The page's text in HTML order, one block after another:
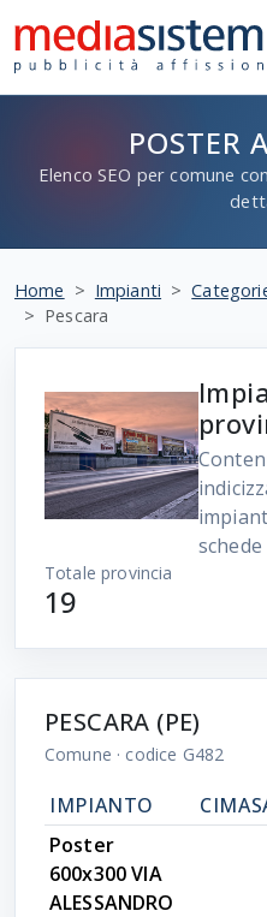
POSTER
Elenco SEO per comune
Home Impianti
Pescara
Totale provincia
19
PESCARA (PE)
Comune · codice G482
IMPIANTO
Poster
600x300 VIA
ALESSANDRO